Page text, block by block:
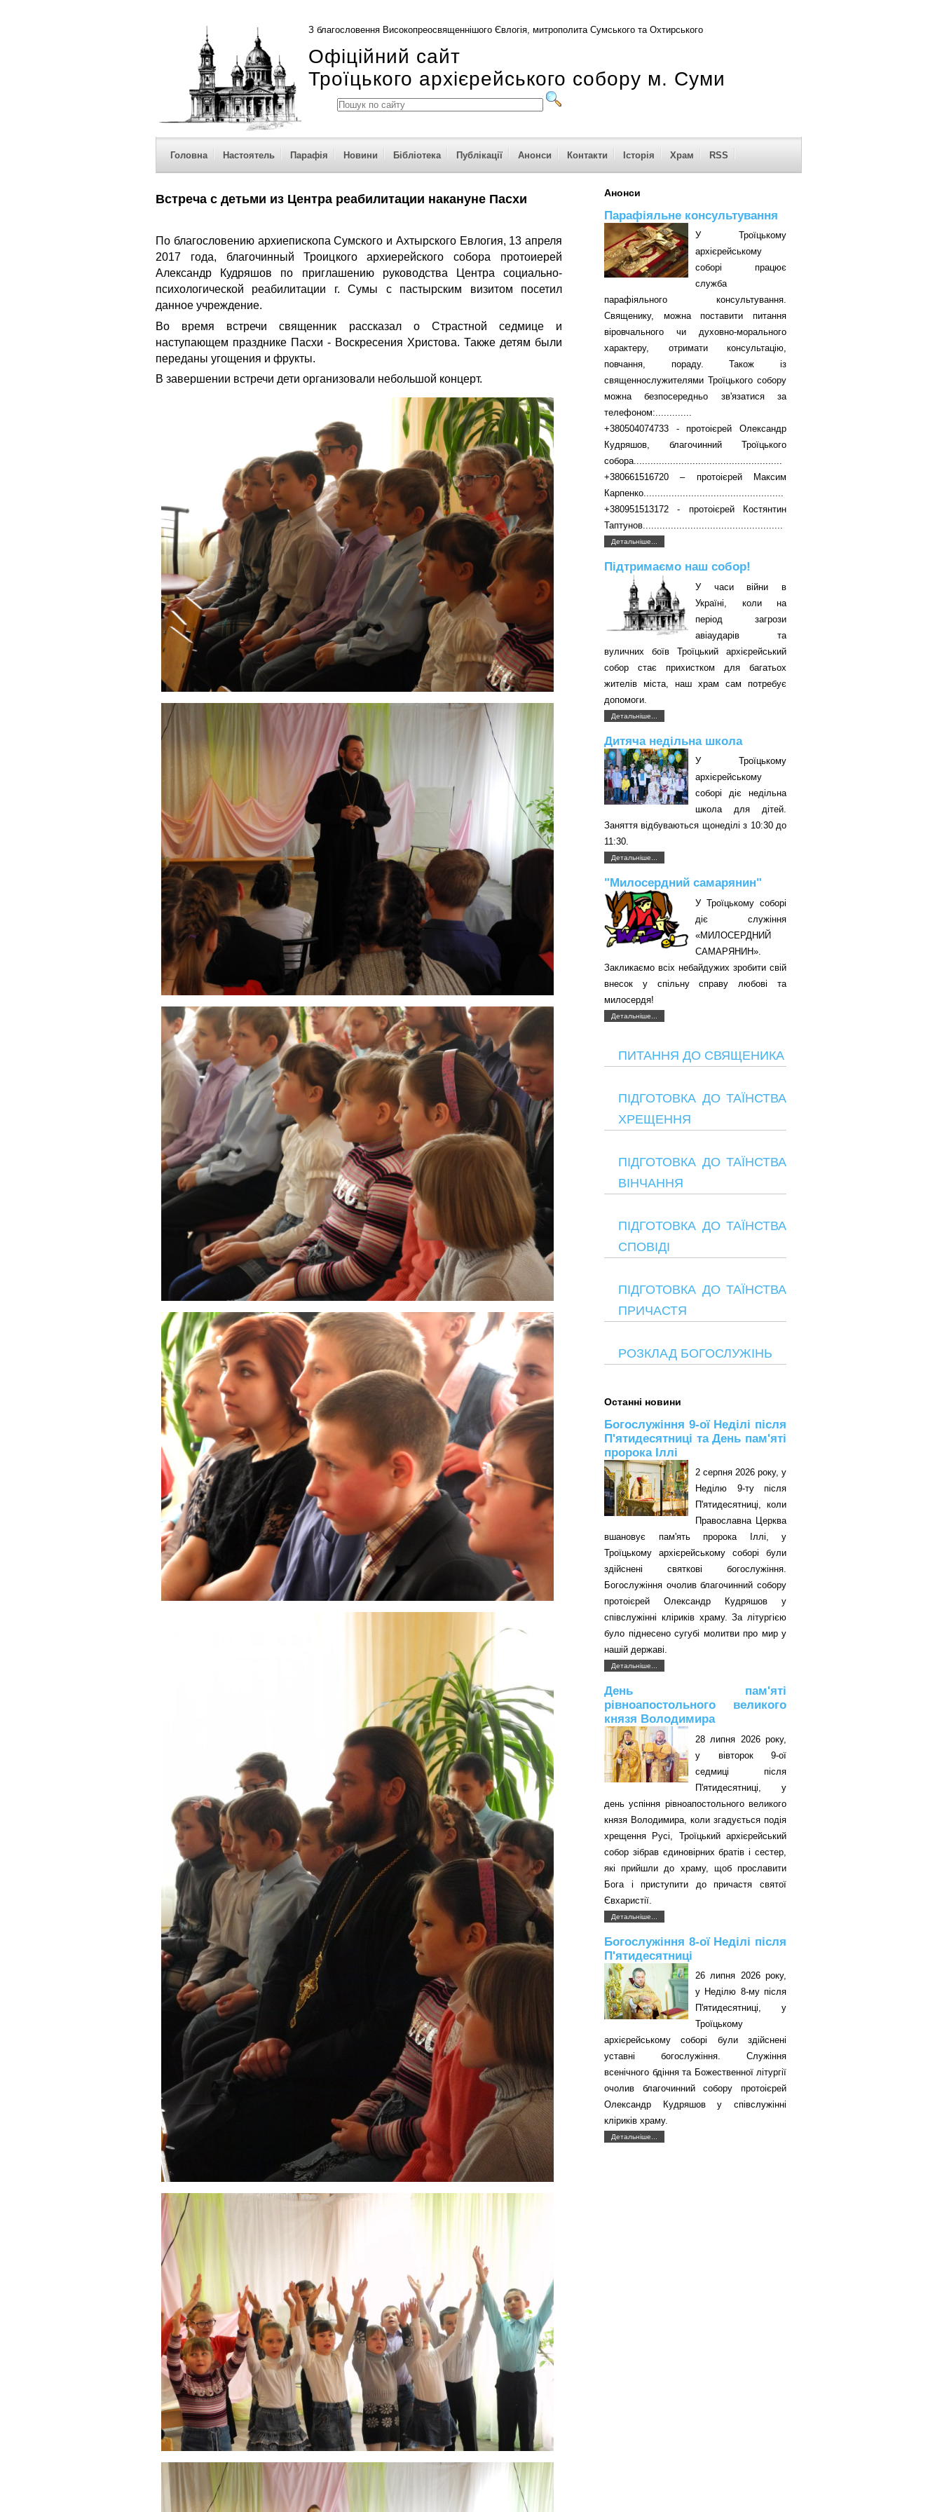
З благословення Високопреосвященнішого Євлогія, митрополита Сумського та Охтирського
Офіційний сайт
Троїцького архієрейського собору м. Суми
Головна Настоятель Парафія Новини Бібліотека Публікації Анонси Контакти Історія Храм RSS
Встреча с детьми из Центра реабилитации накануне Пасхи
По благословению архиепископа Сумского и Ахтырского Евлогия, 13 апреля
2017 года, благочинный Троицкого архиерейского собора протоиерей
Александр Кудряшов по приглашению руководства Центра социально-
психологической реабилитации г. Сумы с пастырским визитом посетил
данное учреждение.
Во время встречи священник рассказал о Страстной седмице и
наступающем празднике Пасхи - Воскресения Христова. Также детям были
переданы угощения и фрукты.
В завершении встречи дети организовали небольшой концерт.
Анонси
Парафіяльне консультування
У Троїцькому
архієрейському
соборі працює
служба
парафіяльного консультування.
Священику, можна поставити питання
віровчального чи духовно-морального
характеру, отримати консультацію,
повчання, пораду. Також із
священнослужителями Троїцького собору
можна безпосередньо зв'язатися за
телефоном:.............
+380504074733 - протоієрей Олександр
Кудряшов, благочинний Троїцького
собора.....................................................
+380661516720 – протоієрей Максим
Карпенко..................................................
+380951513172 - протоієрей Костянтин
Таптунов..................................................
Детальніше...
Підтримаємо наш собор!
У часи війни в
Україні, коли на
період загрози
авіаударів та
вуличних боїв Троїцький архієрейський
собор стає прихистком для багатьох
жителів міста, наш храм сам потребує
допомоги.
Детальніше...
Дитяча недільна школа
У Троїцькому
архієрейському
соборі діє недільна
школа для дітей.
Заняття відбуваються щонеділі з 10:30 до
11:30.
Детальніше...
"Милосердний самарянин"
У Троїцькому соборі
діє служіння
«МИЛОСЕРДНИЙ
САМАРЯНИН».
Закликаємо всіх небайдужих зробити свій
внесок у спільну справу любові та
милосердя!
Детальніше...
ПИТАННЯ ДО СВЯЩЕНИКА
ПІДГОТОВКА ДО ТАЇНСТВА
ХРЕЩЕННЯ
ПІДГОТОВКА ДО ТАЇНСТВА
ВІНЧАННЯ
ПІДГОТОВКА ДО ТАЇНСТВА
СПОВІДІ
ПІДГОТОВКА ДО ТАЇНСТВА
ПРИЧАСТЯ
РОЗКЛАД БОГОСЛУЖІНЬ
Останні новини
Богослужіння 9-ої Неділі після
П'ятидесятниці та День пам'яті
пророка Іллі
2 серпня 2026 року, у
Неділю 9-ту після
П'ятидесятниці, коли
Православна Церква
вшановує пам'ять пророка Іллі, у
Троїцькому архієрейському соборі були
здійснені святкові богослужіння.
Богослужіння очолив благочинний собору
протоієрей Олександр Кудряшов у
співслужінні кліриків храму. За літургією
було піднесено сугубі молитви про мир у
нашій державі.
Детальніше...
День пам'яті
рівноапостольного великого
князя Володимира
28 липня 2026 року,
у вівторок 9-ої
седмиці після
П'ятидесятниці, у
день успіння рівноапостольного великого
князя Володимира, коли згадується подія
хрещення Русі, Троїцький архієрейський
собор зібрав єдиновірних братів і сестер,
які прийшли до храму, щоб прославити
Бога і приступити до причастя святої
Євхаристії.
Детальніше...
Богослужіння 8-ої Неділі після
П'ятидесятниці
26 липня 2026 року,
у Неділю 8-му після
П'ятидесятниці, у
Троїцькому
архієрейському соборі були здійснені
уставні богослужіння. Служіння
всенічного бдіння та Божественної літургії
очолив благочинний собору протоієрей
Олександр Кудряшов у співслужінні
кліриків храму.
Детальніше...